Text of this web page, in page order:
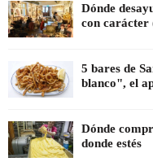
Dónde
con carácter
5 bares de
blanco", el
Dónde
donde estés